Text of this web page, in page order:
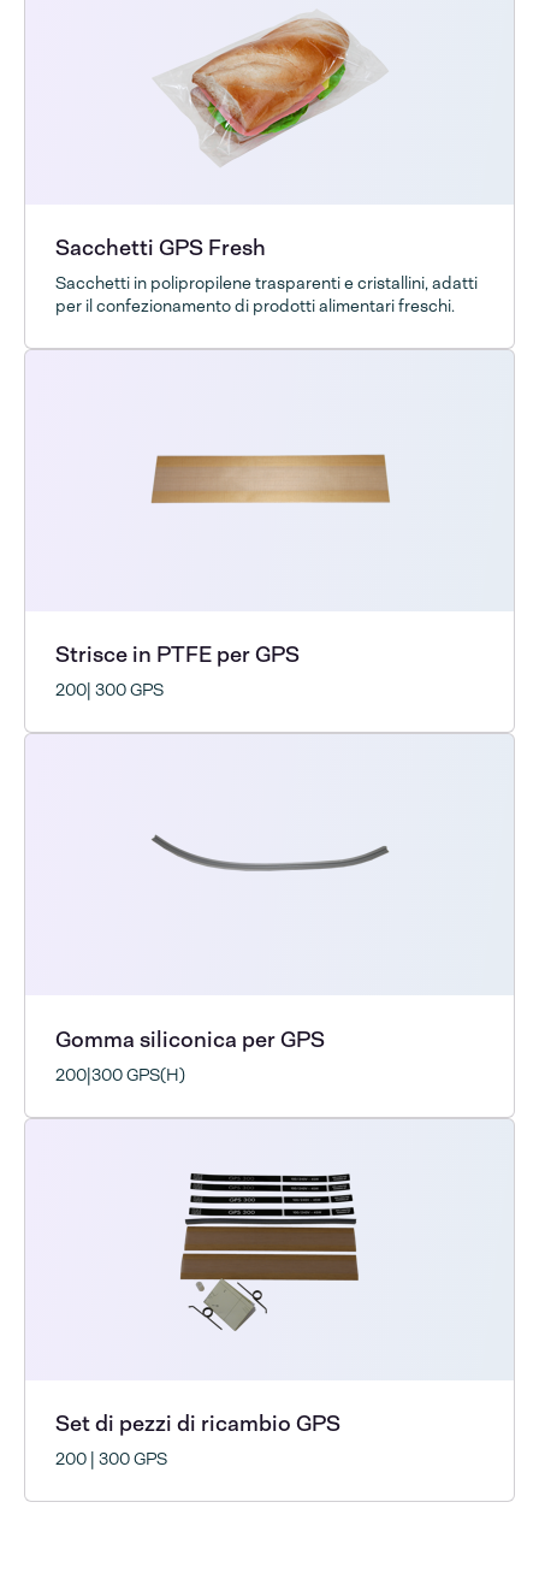
Sacchetti GPS Fresh
Sacchetti in polipropilene trasparenti e cristallini, adatti
per il confezionamento di prodotti alimentari freschi.
Strisce in PTFE per GPS
200| 300 GPS
Gomma siliconica per GPS
200|300 GPS(H)
Set di pezzi di ricambio GPS
200 | 300 GPS